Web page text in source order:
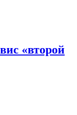
«второй